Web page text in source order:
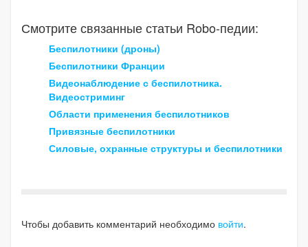
Смотрите связанные статьи Robo-педии:
Беспилотники (дроны)
Беспилотники Франции
Видеонаблюдение с беспилотника.
Видеостриминг
Области применения беспилотников
Привязные беспилотники
Силовые, охранные структуры и беспилотники
Чтобы добавить комментарий необходимо войти.